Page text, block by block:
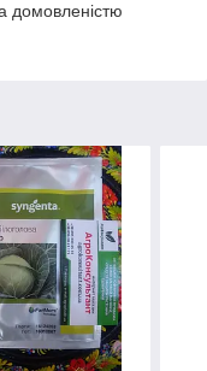
домовленістю